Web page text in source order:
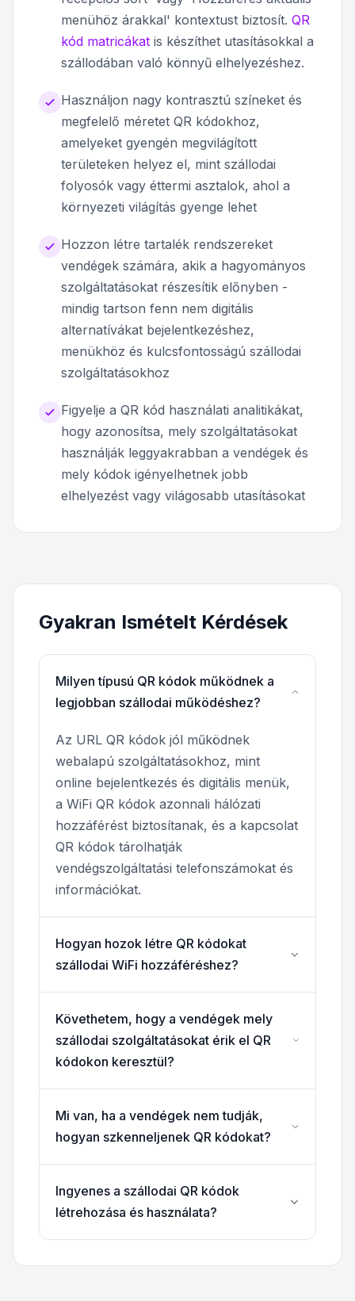
menühöz árakkal' kontextust biztosít. QR
kód matricákat is készíthet utasításokkal a
szállodában való könnyű elhelyezéshez.
Használjon nagy kontrasztú színeket és
megfelelő méretet QR kódokhoz,
amelyeket gyengén megvilágított
területeken helyez el, mint szállodai
folyosók vagy éttermi asztalok, ahol a
környezeti világítás gyenge lehet
Hozzon létre tartalék rendszereket
vendégek számára, akik a hagyományos
szolgáltatásokat részesítik előnyben -
mindig tartson fenn nem digitális
alternatívákat bejelentkezéshez,
menükhöz és kulcsfontosságú szállodai
szolgáltatásokhoz
Figyelje a QR kód használati analitikákat,
hogy azonosítsa, mely szolgáltatásokat
használják leggyakrabban a vendégek és
mely kódok igényelhetnek jobb
elhelyezést vagy világosabb utasításokat
Gyakran Ismételt Kérdések
Milyen típusú QR kódok működnek a
legjobban szállodai működéshez?
Az URL QR kódok jól működnek
webalapú szolgáltatásokhoz, mint
online bejelentkezés és digitális menük,
a WiFi QR kódok azonnali hálózati
hozzáférést biztosítanak, és a kapcsolat
QR kódok tárolhatják
vendégszolgáltatási telefonszámokat és
információkat.
Hogyan hozok létre QR kódokat
szállodai WiFi hozzáféréshez?
Követhetem, hogy a vendégek mely
szállodai szolgáltatásokat érik el QR
kódokon keresztül?
Mi van, ha a vendégek nem tudják,
hogyan szkenneljenek QR kódokat?
Ingyenes a szállodai QR kódok
létrehozása és használata?